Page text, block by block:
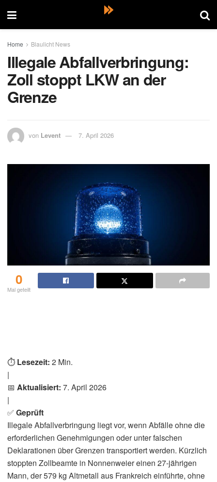
Home Blaulicht News
Illegale Abfallverbringung:
Zoll stoppt LKW an der
Grenze
von Levent 7. April 2026
0
Mal geteilt
⏱️ Lesezeit: 2 Min.
|
📅 Aktualisiert: 7. April 2026
|
✅ Geprüft
Illegale Abfallverbringung liegt vor, wenn Abfälle ohne die
erforderlichen Genehmigungen oder unter falschen
Deklarationen über Grenzen transportiert werden. Kürzlich
stoppten Zollbeamte in Nonnenweier einen 27-jährigen
Mann, der 579 kg Altmetall aus Frankreich einführte, ohne